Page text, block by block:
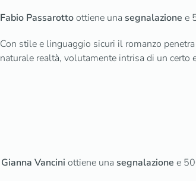
Fabio Passarottoottiene una segnalazione e
Con stile e linguaggio sicuri il romanzo
naturale realtà, volutamente intrisa di un
Gianna Vancini ottiene una segnalazione e